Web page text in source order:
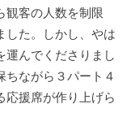
観客の人数を制限
した。しかし、やは
運んでくださりまし
ちながら３パート４
応援席が作り上げら